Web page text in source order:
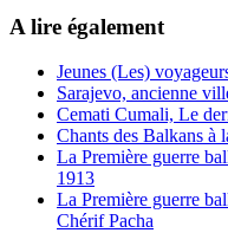
A lire également
Jeunes (Les)
Sarajevo, ancienne
Cemati Cumali, Le
Chants des Balkans à
La Première guerre
1913
La Première guerre
Chérif Pacha